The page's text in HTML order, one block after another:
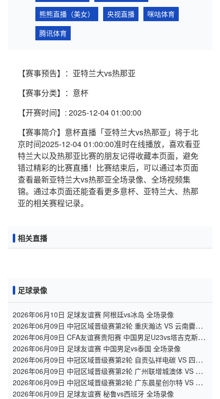
熊熊直播（美女）
央视直播
咪咕体育
腾讯体育
【赛事预告】：亚特兰大vs热那亚
【赛事分类】：意杯
【开赛时间】: 2025-12-04 01:00:00
【赛事简介】意杯直播「亚特兰大vs热那亚」将于北
京时间2025-12-04 01:00:00准时在线播放，喜欢看亚
特兰大以及热那亚比赛的朋友记得收藏本页面，避免
错过精彩的比赛直播！比赛结束后，可以通过本页面
查看最新亚特兰大vs热那亚全场录像、全场视频集
锦。通过本页面还能查看更多意杯、亚特兰大、热那
亚的相关赛程记录。
相关直播
足球录像
2026年06月10日 足球友谊赛 阿根廷vs冰岛 全场录像
2026年06月09日 中冠区域晋级赛第2轮 重庆瀚达 VS 云南爨合
全场录像
2026年06月09日 CFA友谊赛贵阳赛 中国男足U23vs塔吉克斯坦
U23 全场录像
2026年06月09日 足球友谊赛 中国男足vs泰国 全场录像
2026年06月09日 中冠区域晋级赛第2轮 自贡弘祥电碳 VS 四川
叁壹捌重龙 全场录像
2026年06月09日 中冠区域晋级赛第2轮 广州联增城澳体 VS 广
州黄埔志诚 全场录像
2026年06月09日 中冠区域晋级赛第2轮 广东晨星创尔特 VS 泰
州早茶黑马 全场录像
2026年06月09日 足球友谊赛 秘鲁vs西班牙 全场录像